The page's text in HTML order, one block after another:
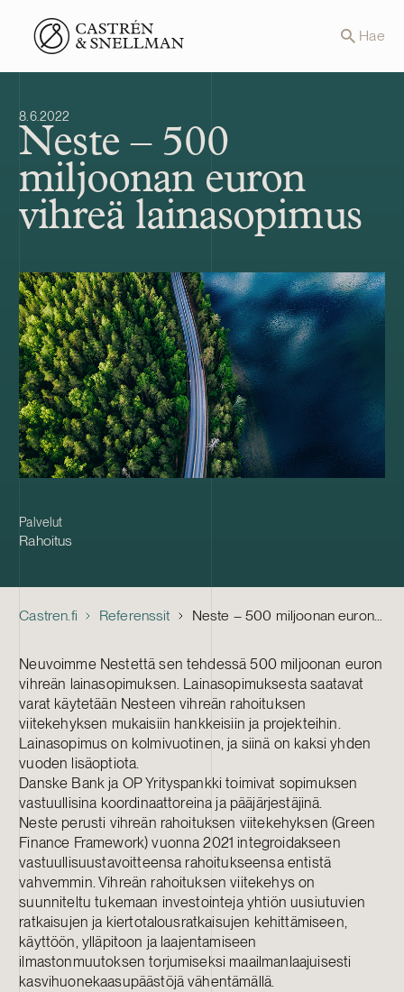
Front page Hae
8.6.2022
Neste – 500
miljoonan euron
vihreä lainasopimus
Palvelut
Rahoitus
Castren.fi Referenssit Neste – 500 miljoonan euron vihreä lainasopimus
Neuvoimme Nestettä sen tehdessä 500 miljoonan euron
vihreän lainasopimuksen. Lainasopimuksesta saatavat
varat käytetään Nesteen vihreän rahoituksen
viitekehyksen mukaisiin hankkeisiin ja projekteihin.
Lainasopimus on kolmivuotinen, ja siinä on kaksi yhden
vuoden lisäoptiota.
Danske Bank ja OP Yrityspankki toimivat sopimuksen
vastuullisina koordinaattoreina ja pääjärjestäjinä.
Neste perusti vihreän rahoituksen viitekehyksen (Green
Finance Framework) vuonna 2021 integroidakseen
vastuullisuustavoitteensa rahoitukseensa entistä
vahvemmin. Vihreän rahoituksen viitekehys on
suunniteltu tukemaan investointeja yhtiön uusiutuvien
ratkaisujen ja kiertotalousratkaisujen kehittämiseen,
käyttöön, ylläpitoon ja laajentamiseen
ilmastonmuutoksen torjumiseksi maailmanlaajuisesti
kasvihuonekaasupäästöjä vähentämällä.